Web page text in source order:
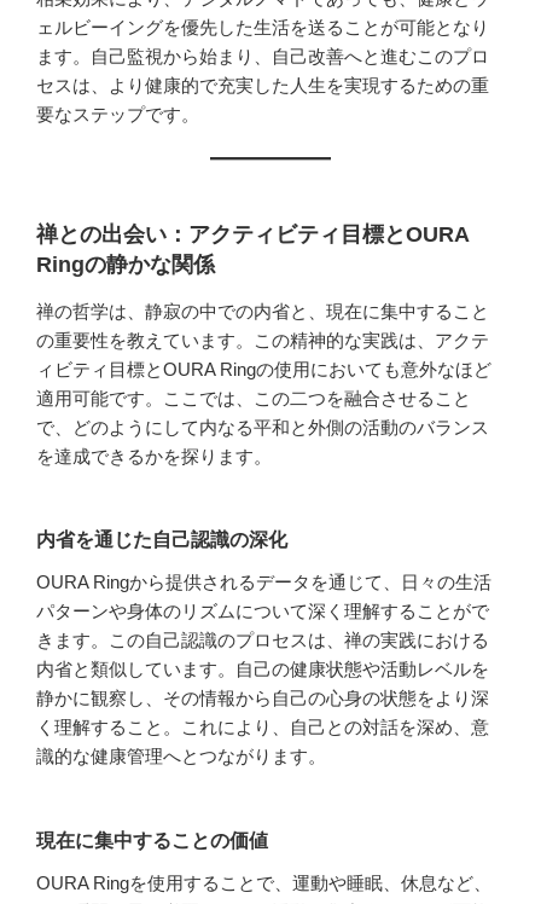
ェルビーイングを優先した生活を送ることが可能となり
ます。自己監視から始まり、自己改善へと進むこのプロ
セスは、より健康的で充実した人生を実現するための重
要なステップです。
禅との出会い：アクティビティ目標とOURA
Ringの静かな関係
禅の哲学は、静寂の中での内省と、現在に集中すること
の重要性を教えています。この精神的な実践は、アクテ
ィビティ目標とOURA Ringの使用においても意外なほど
適用可能です。ここでは、この二つを融合させること
で、どのようにして内なる平和と外側の活動のバランス
を達成できるかを探ります。
内省を通じた自己認識の深化
OURA Ringから提供されるデータを通じて、日々の生活
パターンや身体のリズムについて深く理解することがで
きます。この自己認識のプロセスは、禅の実践における
内省と類似しています。自己の健康状態や活動レベルを
静かに観察し、その情報から自己の心身の状態をより深
く理解すること。これにより、自己との対話を深め、意
識的な健康管理へとつながります。
現在に集中することの価値
OURA Ringを使用することで、運動や睡眠、休息など、